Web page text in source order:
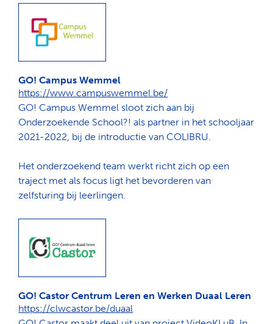
GO! Campus Wemmel
https://www.campuswemmel.be/
GO! Campus Wemmel sloot zich aan bij
Onderzoekende School?! als partner in het schooljaar
2021-2022, bij de introductie van COLIBRU.
Het onderzoekend team werkt richt zich op een
traject met als focus ligt het bevorderen van
zelfsturing bij leerlingen.
GO! Castor Centrum Leren en Werken Duaal Leren
https://clwcastor.be/duaal